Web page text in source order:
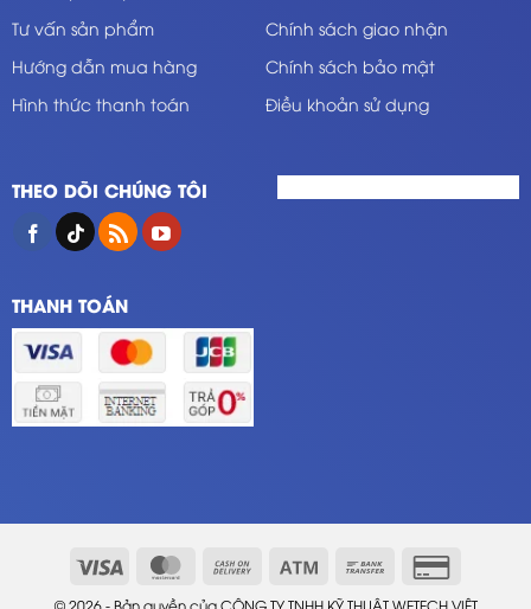
Tư vấn sản phẩm
Hướng dẫn mua hàng
Hình thức thanh toán
Chính sách giao nhận
Chính sách bảo mật
Điều khoản sử dụng
THEO DÕI CHÚNG TÔI
THANH TOÁN